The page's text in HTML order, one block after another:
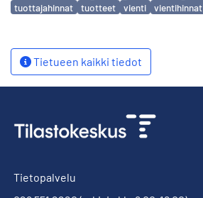
tuottajahinnat
tuotteet vienti vientihinnat
Tietueen kaikki tiedot
Tietopalvelu